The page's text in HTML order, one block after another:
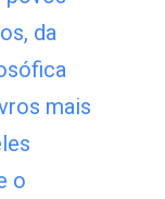
da
mais
o